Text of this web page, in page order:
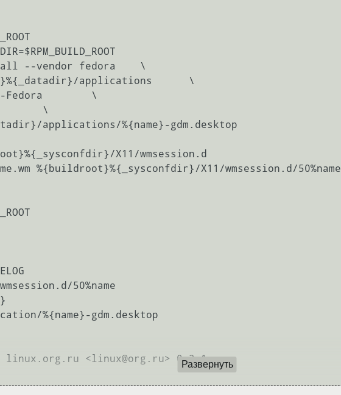
--vendor fedora    \
applications      \
Fedora        \
\
applications/%{name}-gdm.desktop
X11/wmsession.d
%{buildroot}%{_sysconfdir}/X11/wmsession.d/50%name
50%name
%{name}-gdm.desktop
linux.org.ru <linux@org.ru> 0.2-1 Развернуть